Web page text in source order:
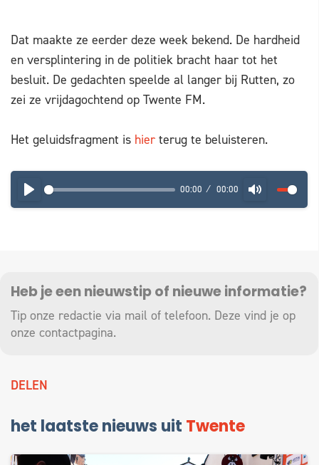
Dat maakte ze eerder deze week bekend. De hardheid
en versplintering in de politiek bracht haar tot het
besluit. De gedachten speelde al langer bij Rutten, zo
zei ze vrijdagochtend op Twente FM.
Het geluidsfragment is hier terug te beluisteren.
PLAY 00:00 00:00 MUTE
Heb je een nieuwstip of nieuwe informatie?
Tip onze redactie via mail of telefoon. Deze vind je op
onze contactpagina.
DELEN
het laatste nieuws uit Twente